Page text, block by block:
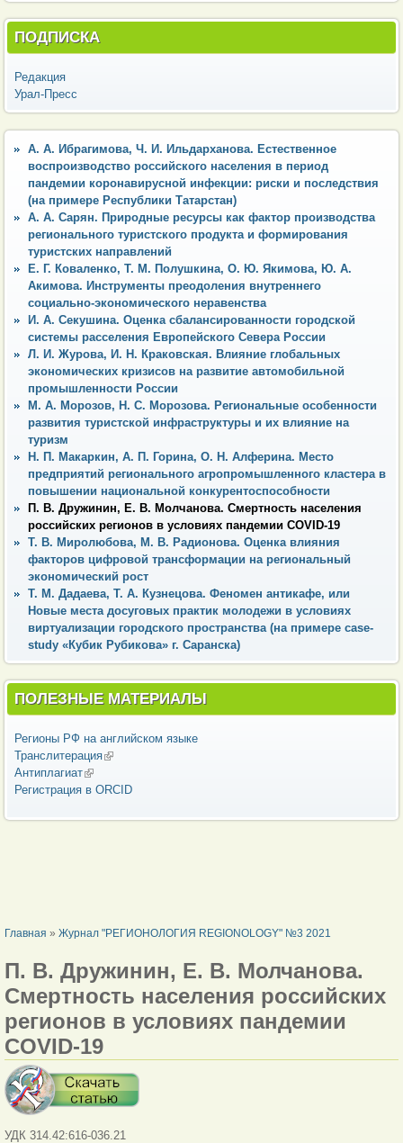
ПОДПИСКА
Редакция
Урал-Пресс
А. А. Ибрагимова, Ч. И. Ильдарханова. Естественное
воспроизводство российского населения в период
пандемии коронавирусной инфекции: риски и последствия
(на примере Республики Татарстан)
А. А. Сарян. Природные ресурсы как фактор производства
регионального туристского продукта и формирования
туристских направлений
Е. Г. Коваленко, Т. М. Полушкина, О. Ю. Якимова, Ю. А.
Акимова. Инструменты преодоления внутреннего
социально-экономического неравенства
И. А. Секушина. Оценка сбалансированности городской
системы расселения Европейского Севера России
Л. И. Журова, И. Н. Краковская. Влияние глобальных
экономических кризисов на развитие автомобильной
промышленности России
М. А. Морозов, Н. С. Морозова. Региональные особенности
развития туристской инфраструктуры и их влияние на
туризм
Н. П. Макаркин, А. П. Горина, О. Н. Алферина. Место
предприятий регионального агропромышленного кластера в
повышении национальной конкурентоспособности
П. В. Дружинин, Е. В. Молчанова. Смертность населения
российских регионов в условиях пандемии COVID-19
Т. В. Миролюбова, М. В. Радионова. Оценка влияния
факторов цифровой трансформации на региональный
экономический рост
Т. М. Дадаева, Т. А. Кузнецова. Феномен антикафе, или
Новые места досуговых практик молодежи в условиях
виртуализации городского пространства (на примере case-
study «Кубик Рубикова» г. Саранска)
ПОЛЕЗНЫЕ МАТЕРИАЛЫ
Регионы РФ на английском языке
Транслитерация(внешняя ссылка)
Антиплагиат(внешняя ссылка)
Регистрация в ORCID
ВЫ ЗДЕСЬ
Главная » Журнал "РЕГИОНОЛОГИЯ REGIONOLOGY" №3 2021
П. В. Дружинин, Е. В. Молчанова.
Смертность населения российских
регионов в условиях пандемии
COVID-19
УДК 314.42:616-036.21